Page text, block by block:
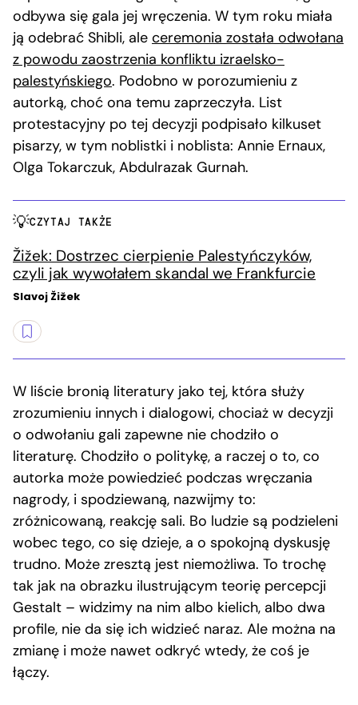
odbywa się gala jej wręczenia. W tym roku miała
ją odebrać Shibli, ale ceremonia została odwołana
z powodu zaostrzenia konfliktu izraelsko-
palestyńskiego. Podobno w porozumieniu z
autorką, choć ona temu zaprzeczyła. List
protestacyjny po tej decyzji podpisało kilkuset
pisarzy, w tym noblistki i noblista: Annie Ernaux,
Olga Tokarczuk, Abdulrazak Gurnah.
CZYTAJ TAKŻE
Žižek: Dostrzec cierpienie Palestyńczyków,
czyli jak wywołałem skandal we Frankfurcie
Slavoj Žižek
W liście bronią literatury jako tej, która służy
zrozumieniu innych i dialogowi, chociaż w decyzji
o odwołaniu gali zapewne nie chodziło o
literaturę. Chodziło o politykę, a raczej o to, co
autorka może powiedzieć podczas wręczania
nagrody, i spodziewaną, nazwijmy to:
zróżnicowaną, reakcję sali. Bo ludzie są podzieleni
wobec tego, co się dzieje, a o spokojną dyskusję
trudno. Może zresztą jest niemożliwa. To trochę
tak jak na obrazku ilustrującym teorię percepcji
Gestalt – widzimy na nim albo kielich, albo dwa
profile, nie da się ich widzieć naraz. Ale można na
zmianę i może nawet odkryć wtedy, że coś je
łączy.